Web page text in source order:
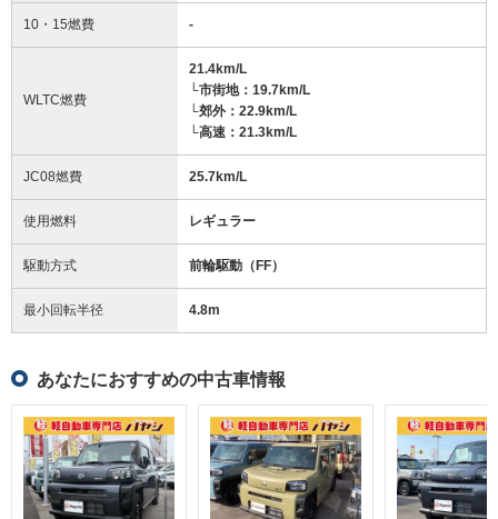
10・15燃費 -
WLTC燃費
21.4km/L
└市街地：19.7km/L
└郊外：22.9km/L
└高速：21.3km/L
JC08燃費 25.7km/L
使用燃料 レギュラー
駆動方式 前輪駆動（FF）
最小回転半径 4.8m
あなたにおすすめの中古車情報